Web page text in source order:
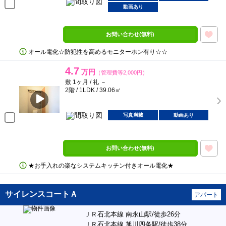
動画あり
お問い合わせ(無料)
オール電化☆防犯性を高めるモニターホン有り☆☆
4.7 万円 （管理費等2,000円）
敷 1ヶ月 / 礼 －
2階 / 1LDK / 39.06㎡
写真満載 動画あり
お問い合わせ(無料)
★お手入れの楽なシステムキッチン付きオール電化★
サイレンスコートＡ アパート
ＪＲ石北本線 南永山駅/徒歩26分
ＪＲ石北本線 旭川四条駅/徒歩38分